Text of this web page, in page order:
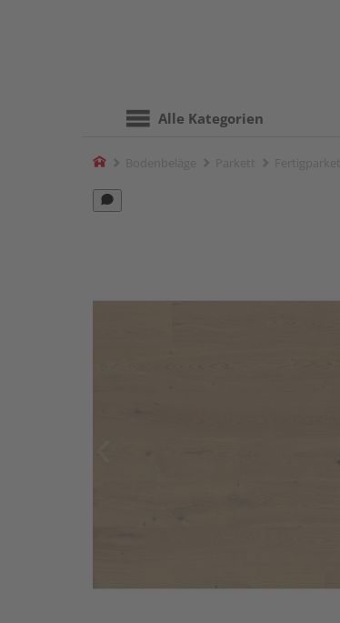
Alle Kategorien
Home